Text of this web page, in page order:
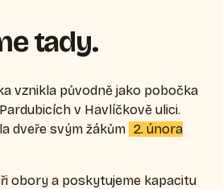
tady.
vznikla původně jako pobočka
v Havlíčkově ulici.
dveře svým žákům 2. února
obory a poskytujeme kapacitu